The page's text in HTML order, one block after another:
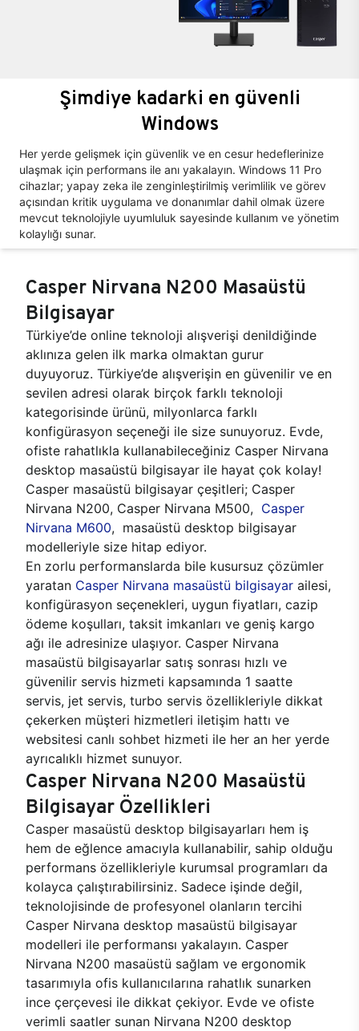
Şimdiye kadarki en güvenli
Windows
Her yerde gelişmek için güvenlik ve en cesur hedeflerinize
ulaşmak için performans ile anı yakalayın. Windows 11 Pro
cihazlar; yapay zeka ile zenginleştirilmiş verimlilik ve görev
açısından kritik uygulama ve donanımlar dahil olmak üzere
mevcut teknolojiyle uyumluluk sayesinde kullanım ve yönetim
kolaylığı sunar.
Casper Nirvana N200 Masaüstü
Bilgisayar
Türkiye’de online teknoloji alışverişi denildiğinde
aklınıza gelen ilk marka olmaktan gurur
duyuyoruz. Türkiye’de alışverişin en güvenilir ve en
sevilen adresi olarak birçok farklı teknoloji
kategorisinde ürünü, milyonlarca farklı
konfigürasyon seçeneği ile size sunuyoruz. Evde,
ofiste rahatlıkla kullanabileceğiniz Casper Nirvana
desktop masaüstü bilgisayar ile hayat çok kolay!
Casper masaüstü bilgisayar çeşitleri; Casper
Nirvana N200, Casper Nirvana M500, Casper
Nirvana M600, masaüstü desktop bilgisayar
modelleriyle size hitap ediyor.
En zorlu performanslarda bile kusursuz çözümler
yaratan Casper Nirvana masaüstü bilgisayar ailesi,
konfigürasyon seçenekleri, uygun fiyatları, cazip
ödeme koşulları, taksit imkanları ve geniş kargo
ağı ile adresinize ulaşıyor. Casper Nirvana
masaüstü bilgisayarlar satış sonrası hızlı ve
güvenilir servis hizmeti kapsamında 1 saatte
servis, jet servis, turbo servis özellikleriyle dikkat
çekerken müşteri hizmetleri iletişim hattı ve
websitesi canlı sohbet hizmeti ile her an her yerde
ayrıcalıklı hizmet sunuyor.
Casper Nirvana N200 Masaüstü
Bilgisayar Özellikleri
Casper masaüstü desktop bilgisayarları hem iş
hem de eğlence amacıyla kullanabilir, sahip olduğu
performans özellikleriyle kurumsal programları da
kolayca çalıştırabilirsiniz. Sadece işinde değil,
teknolojisinde de profesyonel olanların tercihi
Casper Nirvana desktop masaüstü bilgisayar
modelleri ile performansı yakalayın. Casper
Nirvana N200 masaüstü sağlam ve ergonomik
tasarımıyla ofis kullanıcılarına rahatlık sunarken
ince çerçevesi ile dikkat çekiyor. Evde ve ofiste
verimli saatler sunan Nirvana N200 desktop